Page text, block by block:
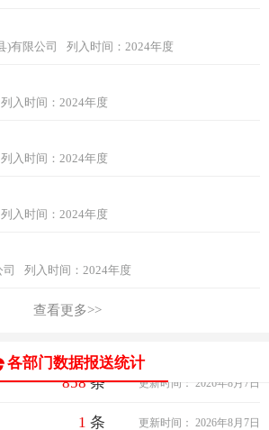
)有限公司 列入时间：2024年度
列入时间：2024年度
列入时间：2024年度
列入时间：2024年度
列入时间：2024年度
查看更多>>
各部门数据报送统计
88条
107042条
3575
858条 更新时间：
1 条 更新时间： 2026年8月7日